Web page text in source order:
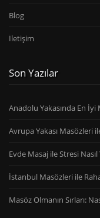
Blog
İletişim
Son Yazılar
Anadolu Yakasında En İyi
Avrupa Yakası Masözleri
Evde Masaj ile Stresi
İstanbul Masözleri ile
Masöz Olmanın Sırları: